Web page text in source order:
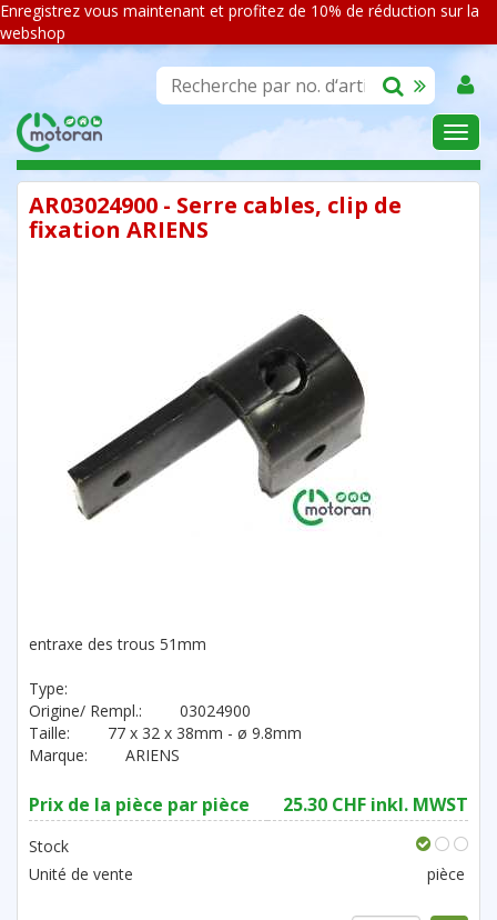
Enregistrez vous maintenant et profitez de 10% de réduction sur la
webshop
ASSORTIMENT
AR03024900 - Serre cables, clip de
fixation ARIENS
entraxe des trous 51mm
Type:
Origine/ Rempl.:
03024900
Taille:
77 x 32 x 38mm - ø 9.8mm
Marque:
ARIENS
Prix de la pièce par pièce 25.30 CHF inkl. MWST
Stock
Unité de vente
pièce